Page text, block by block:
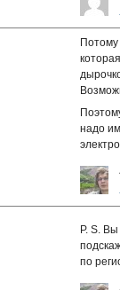
Потому
надо
P. S.
по